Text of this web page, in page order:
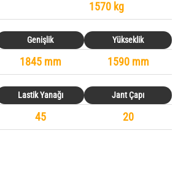
1570 kg
Genişlik Yükseklik
1845 mm 1590 mm
Lastik Yanağı Jant Çapı
45 20